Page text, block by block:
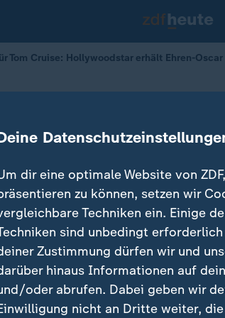
Tom Cruise: Hollywoodstar erhält Ehren-Oscar
mit Ehren-Oscar
dir eine optimale Website von
zu können, setzen wir
Techniken ein. Einige
sind unbedingt
Zustimmung dürfen wir und
hinaus Informationen auf
oder abrufen. Dabei geben wir
nicht an Dritte weiter,